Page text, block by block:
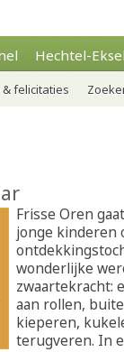
Hechtel-
felicitaties
Frisse Oren
jonge kinderen
wonderlijke
zwaartekracht:
aan rollen,
kieperen,
terugveren. In